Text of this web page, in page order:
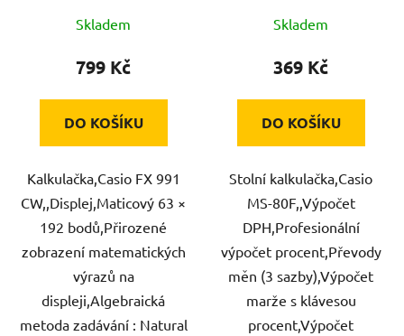
Skladem
799 Kč
DO KOŠÍKU
Kalkulačka,Casio FX 991
CW,,Displej,Maticový 63 ×
192 bodů,Přirozené
zobrazení matematických
výrazů na
displeji,Algebraická
metoda zadávání : Natural
Skladem
369 Kč
DO KOŠÍKU
Stolní kalkulačka,Casio
MS-80F,,Výpočet
DPH,Profesionální
výpočet procent,Převody
měn (3 sazby),Výpočet
marže s klávesou
procent,Výpočet